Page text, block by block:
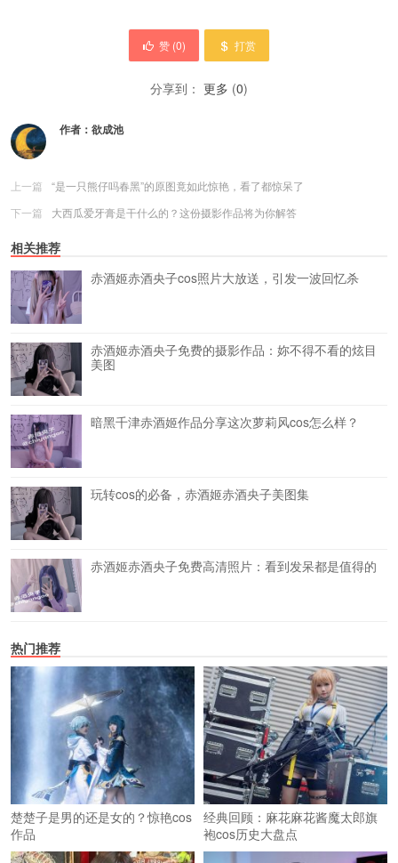
赞 (0) 打赏
分享到： 更多 (0)
作者： 欲成池
上一篇
“是一只熊仔吗春黑”的原图竟如此惊艳，看了都惊呆了
下一篇
大西瓜爱牙膏是干什么的？这份摄影作品将为你解答
相关推荐
赤酒姬赤酒央子cos照片大放送，引发一波回忆杀
赤酒姬赤酒央子免费的摄影作品：妳不得不看的炫目
美图
暗黑千津赤酒姬作品分享这次萝莉风cos怎么样？
玩转cos的必备，赤酒姬赤酒央子美图集
赤酒姬赤酒央子免费高清照片：看到发呆都是值得的
热门推荐
楚楚子是男的还是女的？惊艳cos
作品
经典回顾：麻花麻花酱魔太郎旗
袍cos历史大盘点